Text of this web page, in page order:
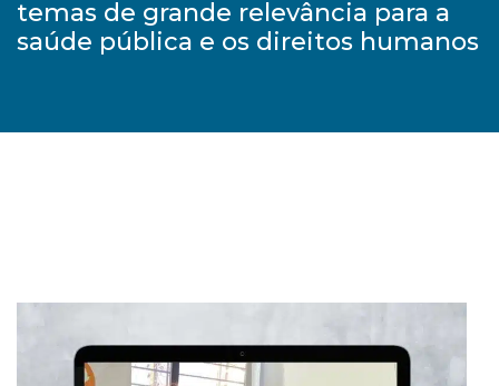
temas de grande relevância para a
saúde pública e os direitos humanos